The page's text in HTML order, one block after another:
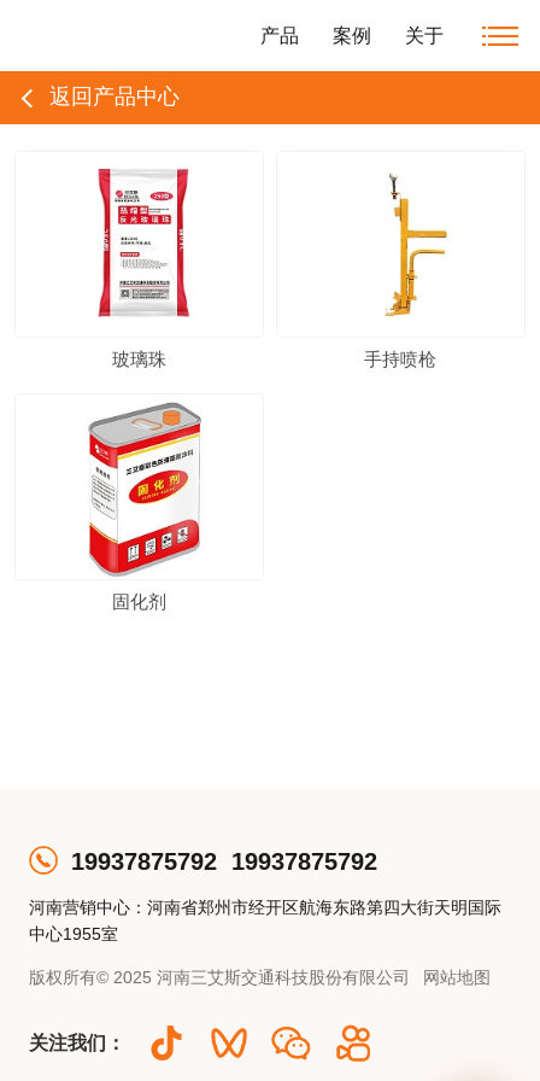
产品 案例 关于
返回产品中心
玻璃珠 手持喷枪
固化剂
19937875792 19937875792
河南营销中心：河南省郑州市经开区航海东路第四大街天明国际
中心1955室
版权所有© 2025 河南三艾斯交通科技股份有限公司 网站地图
关注我们：